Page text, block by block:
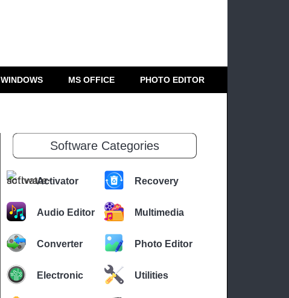
WINDOWS MS OFFICE PHOTO EDITOR
Software Categories
Activator Recovery
Audio Editor Multimedia
Converter Photo Editor
Electronic Utilities